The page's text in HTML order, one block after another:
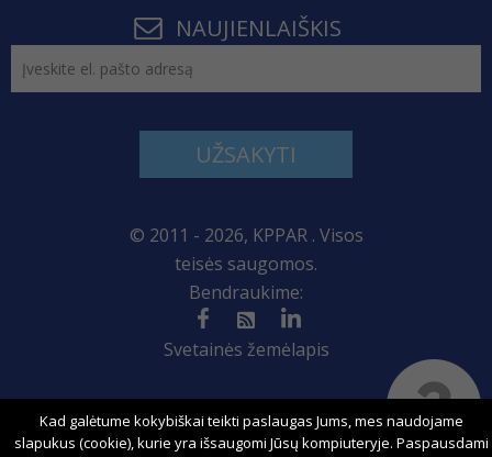
NAUJIENLAIŠKIS
UŽSAKYTI
© 2011 - 2026, KPPAR . Visos
teisės saugomos.
Bendraukime:
Svetainės žemėlapis
Sprendimas:
Kad galėtume kokybiškai teikti paslaugas Jums, mes naudojame
slapukus (cookie), kurie yra išsaugomi Jūsų kompiuteryje. Paspausdami